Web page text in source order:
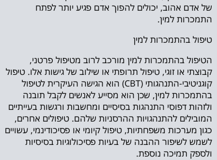
של אדם אהוב, יכולים להפוך אדם פגיע יותר לפתח
התמכרות למין.
טיפול בהתמכרות למין
הטיפול בהתמכרות למין מורכב לרוב מטיפול פרטני,
קבוצתי או זוגי, טיפול תרופתי או שילוב של גישות אלו. טיפול
קוגניטיבי-התנהגותי (CBT) הוא הגישה העיקרית לטיפול
בהתמכרות למין, שכן הוא מסייע לאנשים לקבל תובנה
ולזהות דפוסי התנהגות בסיסיים ומחשבות ורגשות בעייתיים
המובילים להתנהגויות ההרסניות שלהם. טיפולים אחרים,
כגון מערכות משפחתיות, טיפול קיומי או פסיכודינמי, עשויים
לשמש לשיפור ההבנה של בעיות פסיכולוגיות בסיסיות
ולספק תמיכה נוספת.